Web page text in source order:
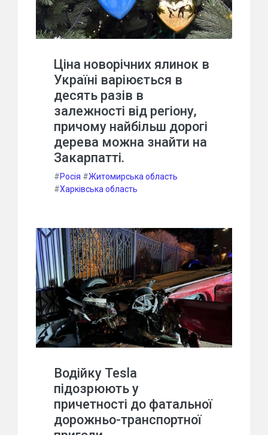
Ціна новорічних ялинок в
Україні варіюється в
десять разів в
залежності від регіону,
причому найбільш дорогі
дерева можна знайти на
Закарпатті.
#Росія #Житомирська область
#Харківська область
Водійку Tesla
підозрюють у
причетності до фатальної
дорожньо-транспортної